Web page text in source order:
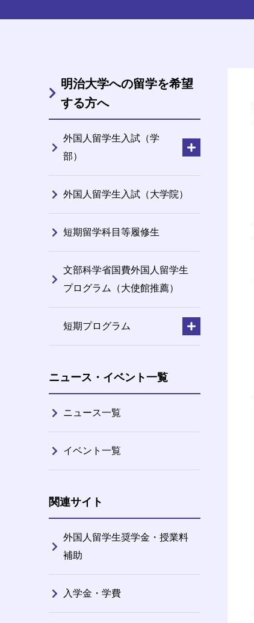
明治大学への留学を希望
する方へ
外国人留学生入試（学
部）
外国人留学生入試（大学院）
短期留学科目等履修生
文部科学省国費外国人留学生
プログラム（大使館推薦）
短期プログラム
ニュース・イベント一覧
ニュース一覧
イベント一覧
関連サイト
外国人留学生奨学金・授業料
補助
入学金・学費